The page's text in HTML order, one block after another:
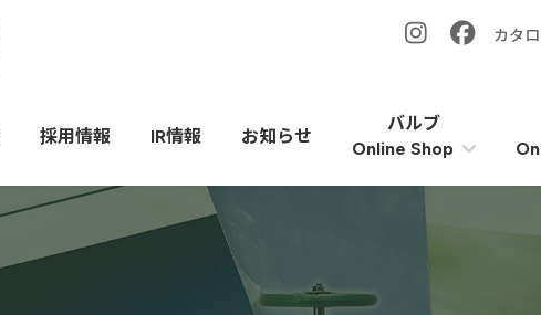
カタ
採用情報 IR情報 お知らせ
バルブ
Online Shop